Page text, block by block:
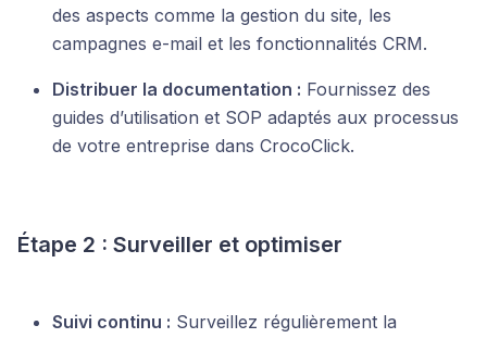
des aspects comme la gestion du site, les
campagnes e-mail et les fonctionnalités CRM.
Distribuer la documentation : Fournissez des
guides d’utilisation et SOP adaptés aux processus
de votre entreprise dans CrocoClick.
Étape 2 : Surveiller et optimiser
Suivi continu : Surveillez régulièrement la